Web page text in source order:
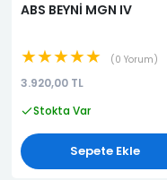
ABS BEYNİ MGN IV
★★★★★ 0 Yorum
3.920,00 TL
Stokta Var
Sepete Ekle